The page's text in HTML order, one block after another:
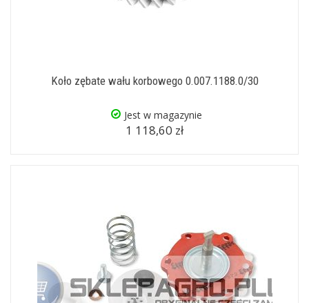
Koło zębate wału korbowego 0.007.1188.0/30
Jest w magazynie
1 118,60 zł